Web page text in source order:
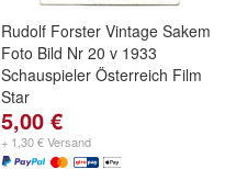
Rudolf Forster Vintage Sakem
Foto Bild Nr 20 v 1933
Schauspieler Österreich Film
Star
5,00 €
+ 1,30 € Versand